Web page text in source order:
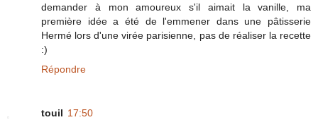
demander à mon amoureux s'il aimait la vanille, ma
première idée a été de l'emmener dans une pâtisserie
Hermé lors d'une virée parisienne, pas de réaliser la recette
:)
Répondre
touil 17:50